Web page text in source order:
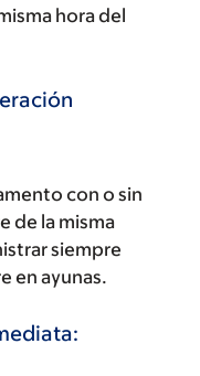
hora del
con o sin
de la misma
siempre
en ayunas.